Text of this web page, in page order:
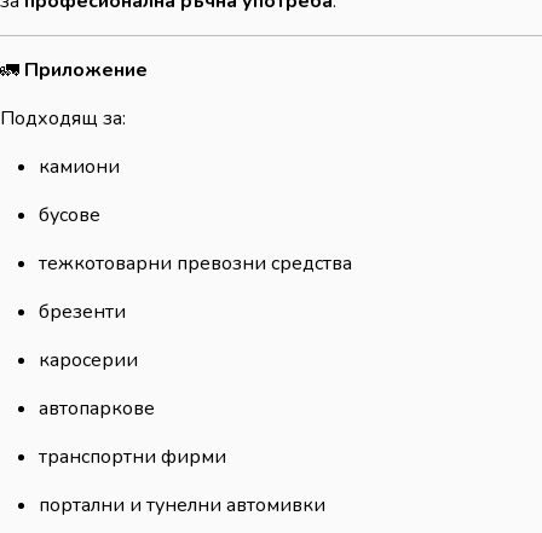
🚛 Приложение
Подходящ за:
камиони
бусове
тежкотоварни превозни средства
брезенти
каросерии
автопаркове
транспортни фирми
портални и тунелни автомивки